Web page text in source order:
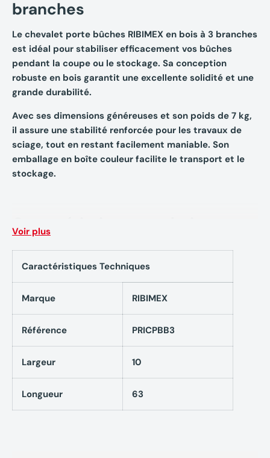
branches
Le chevalet porte bûches RIBIMEX en bois à 3 branches
est idéal pour stabiliser efficacement vos bûches
pendant la coupe ou le stockage. Sa conception
robuste en bois garantit une excellente solidité et une
grande durabilité.
Avec ses dimensions généreuses et son poids de 7 kg,
il assure une stabilité renforcée pour les travaux de
sciage, tout en restant facilement maniable. Son
emballage en boîte couleur facilite le transport et le
stockage.
Caractéristiques techniques
Matériau : Bois
Nombre de branches : 3
Emballage : Boîte couleur
Sans substances dangereuses
Voir plus
Caractéristiques Techniques
Marque RIBIMEX
Référence PRICPBB3
Largeur 10
Longueur 63